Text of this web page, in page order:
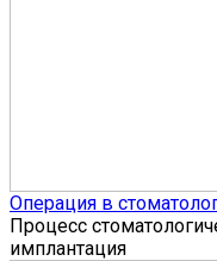
Операция в
Процесс
имплантация